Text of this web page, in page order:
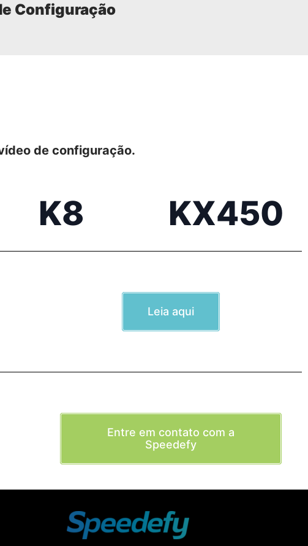
Configuração
de configuração.
K8 KX450
Leia aqui
Entre em contato com a
Speedefy